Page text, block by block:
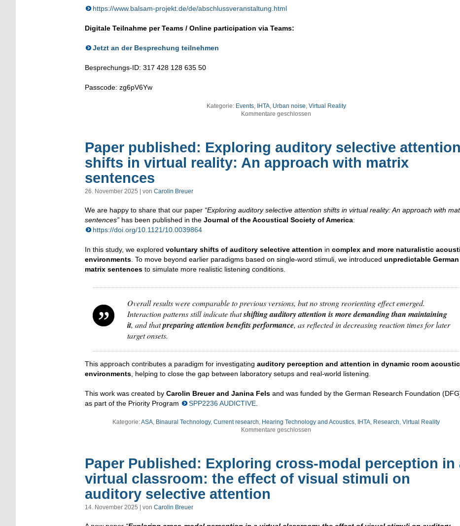
https://www.balsam-projekt.de/de/abschlussveranstaltung.html
Digitale Teilnahme per Teams / Online participation via Teams:
Jetzt an der Besprechung teilnehmen
Besprechungs-ID: 317 428 128 635 50
Passcode: zg6pV6Yw
Kategorie: Events, IHTA, Urban noise, Virtual Reality
Kommentare geschlossen
Paper published: Exploring auditory selective attention
shifts in virtual reality: An approach with matrix
sentences
26. November 2025 | von Carolin Breuer
We are happy to share that our paper “Exploring auditory selective attention shifts in virtual reality: An approach with
sentences” has been published in the Journal of the Acoustical Society of America:
https://doi.org/10.1121/10.0039864
In this study, we explored voluntary shifts of auditory selective attention in complex and more naturalistic
environments . To move beyond earlier paradigms based on single-word stimuli, we introduced unpredictable German
matrix sentences to simulate more realistic listening conditions.
Overall results were comparable to previous versions, but no strong reorienting effect emerged.
Interaction patterns still indicate thatshifting auditory attention is more demanding than maintaining
it, and thatpreparing attention benefits performance, as reflected in decreasing reaction times for later
target onsets.
This approach contributes a paradigm for investigating auditory perception and attention in dynamic room acoustic
environments , helping to close the gap between laboratory setups and real-world listening.
This work was created by Carolin Breuer and Janina Fels and was funded by the German Research Foundation
as part of the Priority Program
SPP2236 AUDICTIVE
Kategorie:ASA, Binaural Technology, Current research, Hearing Technology and Acoustics, IHTA, Research, Virtual Reality
Kommentare geschlossen
Paper Published: Exploring cross-modal perception in
virtual classroom: the effect of visual stimuli on
auditory selective attention
14. November 2025 | von Carolin Breuer